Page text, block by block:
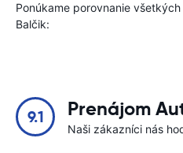
Ponúkame porovnanie
Balčik:
9.1 Prenájom
Naši zákazníci nás